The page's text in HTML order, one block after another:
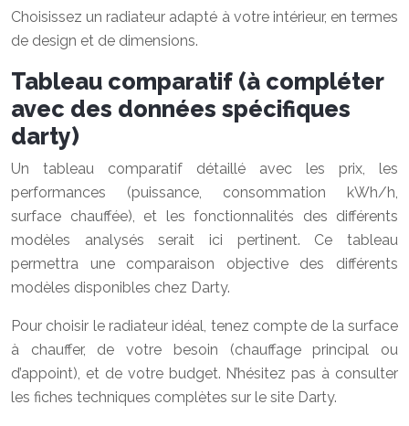
Choisissez un radiateur adapté à votre intérieur, en termes
de design et de dimensions.
Tableau comparatif (à compléter
avec des données spécifiques
darty)
Un tableau comparatif détaillé avec les prix, les
performances (puissance, consommation kWh/h,
surface chauffée), et les fonctionnalités des différents
modèles analysés serait ici pertinent. Ce tableau
permettra une comparaison objective des différents
modèles disponibles chez Darty.
Pour choisir le radiateur idéal, tenez compte de la surface
à chauffer, de votre besoin (chauffage principal ou
d’appoint), et de votre budget. N’hésitez pas à consulter
les fiches techniques complètes sur le site Darty.